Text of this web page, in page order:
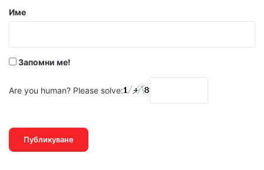
р
Име
Запомни ме!
Are you human? Please solve: